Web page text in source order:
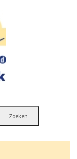
Zoeken